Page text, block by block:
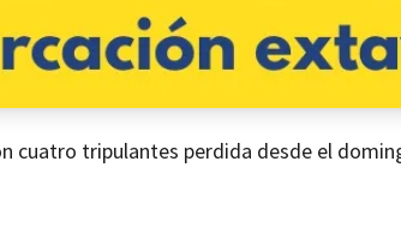
cuatro tripulantes perdida desde el